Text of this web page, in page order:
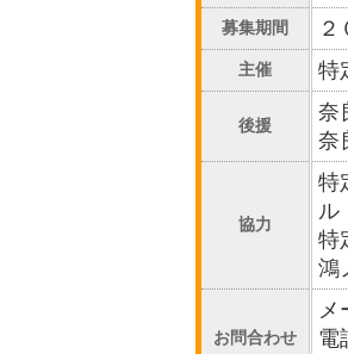
募集期間
主催 特
後援
奈
奈
協力
特
ル
特
鴻
お問合わせ
メ
電